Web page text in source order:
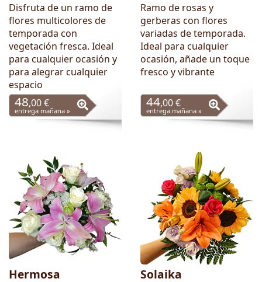
Disfruta de un ramo de
flores multicolores de
temporada con
vegetación fresca. Ideal
para cualquier ocasión y
para alegrar cualquier
espacio
48,00 €
entrega mañana »
Ramo de rosas y
gerberas con flores
variadas de temporada.
Ideal para cualquier
ocasión, añade un toque
fresco y vibrante
44,00 €
entrega mañana »
Hermosa Solaika